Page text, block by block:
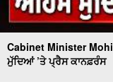
Cabinet Minister
ਮੁੱਦਿਆਂ ’ਤੇ ਪ੍ਰੈਸ ਕਾਨਫ਼ਰੰਸ